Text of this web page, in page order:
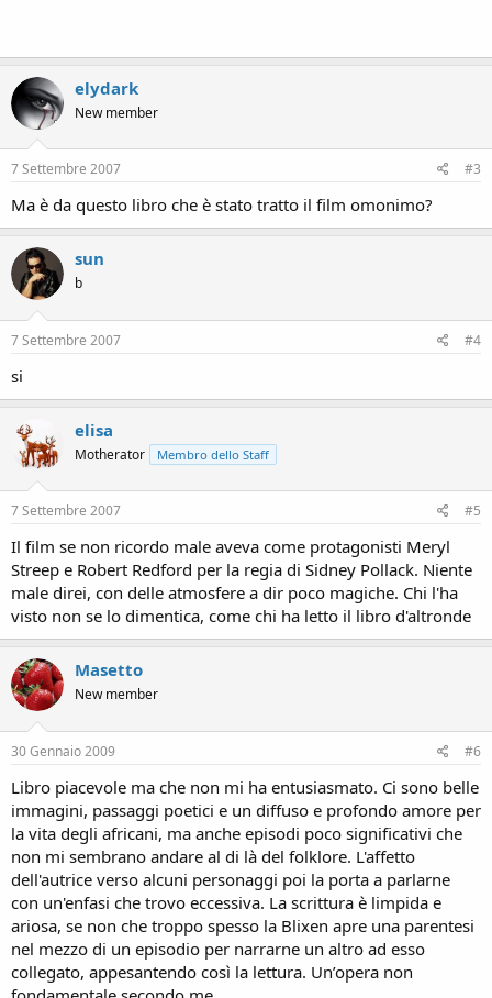
elydark
New member
7 Settembre 2007 #3
Ma è da questo libro che è stato tratto il film omonimo?
sun
b
7 Settembre 2007 #4
si
elisa
Motherator Membro dello Staff
7 Settembre 2007 #5
Il film se non ricordo male aveva come protagonisti Meryl
Streep e Robert Redford per la regia di Sidney Pollack. Niente
male direi, con delle atmosfere a dir poco magiche. Chi l'ha
visto non se lo dimentica, come chi ha letto il libro d'altronde
Masetto
New member
30 Gennaio 2009 #6
Libro piacevole ma che non mi ha entusiasmato. Ci sono belle
immagini, passaggi poetici e un diffuso e profondo amore per
la vita degli africani, ma anche episodi poco significativi che
non mi sembrano andare al di là del folklore. L'affetto
dell'autrice verso alcuni personaggi poi la porta a parlarne
con un'enfasi che trovo eccessiva. La scrittura è limpida e
ariosa, se non che troppo spesso la Blixen apre una parentesi
nel mezzo di un episodio per narrarne un altro ad esso
collegato, appesantendo così la lettura. Un’opera non